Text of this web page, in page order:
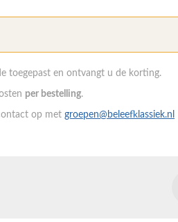
toegepast en ontvangt u de korting.
per bestelling.
op met groepen@beleefklassiek.nl